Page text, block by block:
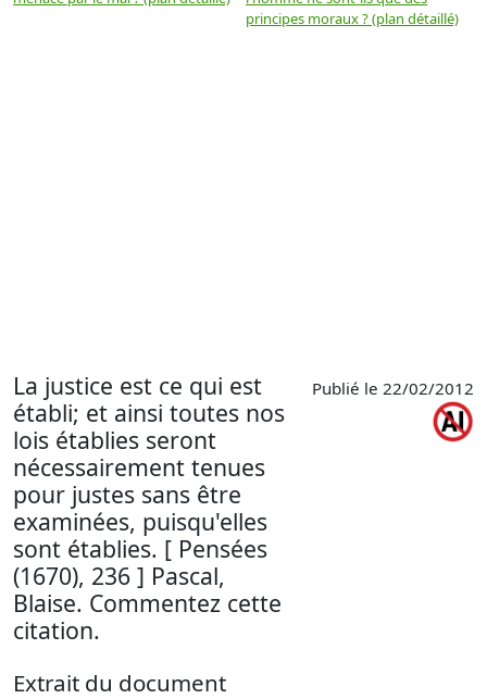
principes moraux ? (plan détaillé)
La justice est ce qui est
établi; et ainsi toutes nos
lois établies seront
nécessairement tenues
pour justes sans être
examinées, puisqu'elles
sont établies. [ Pensées
(1670), 236 ] Pascal,
Blaise. Commentez cette
citation.
Publié le 22/02/2012
Extrait du document